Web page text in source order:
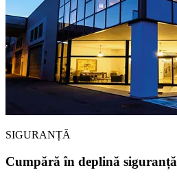
SIGURANȚĂ
Cumpără în deplină siguranță